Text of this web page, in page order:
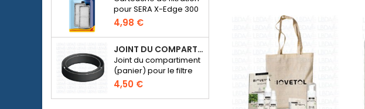
pour SERA X-Edge 300
4,98 €
JOINT DU COMPARTIMENT POUR MÉDIA DE FILTRATION - FILTRE SERA FIL BIOACTIVE 250 AU 400+UV ET UVC-XTREME 800 OU 1200
Joint du compartiment
(panier) pour le filtre
externe SERA Fil
Bioactive 250, 250+UV,
400+UV et UVC-
4,50 €